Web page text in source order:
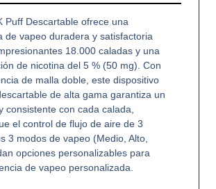
Puff Descartable ofrece una
de vapeo duradera y satisfactoria
18.000 caladas y una
de nicotina del 5 % (50 mg). Con
de malla doble, este dispositivo
de alta gama garantiza un
consistente con cada calada,
el control de flujo de aire de 3
3 modos de vapeo (Medio, Alto,
opciones personalizables para
de vapeo personalizada.